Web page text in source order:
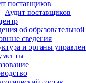
поставщиков
Аудит поставщиков
об
сведения
и органы